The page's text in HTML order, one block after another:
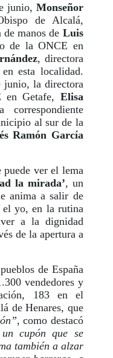
junio, Monseñor
de Alcalá,
manos de Luis
de la ONCE en
, directora
esta localidad.
junio, la directora
Getafe, Elisa
al sur de la
Ramón García
ver el lema
la mirada’, un
anima a salir de
el yo, en la rutina
a la dignidad
de la apertura a
de España
vendedores y
183 en el
de Henares, que
, como destacó
cupón que se
también a alzar